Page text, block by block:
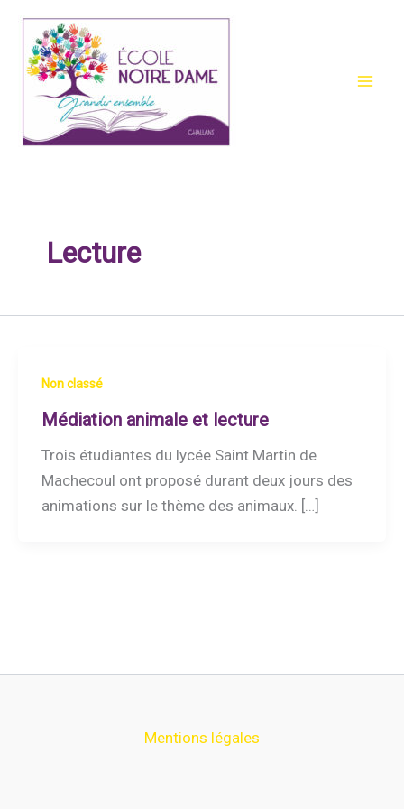
contenu
Lecture
Non classé
Médiation animale et lecture
Trois étudiantes du lycée Saint Martin de
Machecoul ont proposé durant deux jours des
animations sur le thème des animaux. […]
Mentions légales